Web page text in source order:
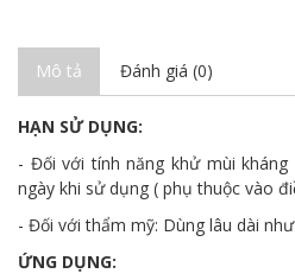
Mô tả Đánh giá (0)
HẠN SỬ DỤNG:
- Đối với tính năng khử mùi
ngày khi sử dụng ( phụ thuộc vào
- Đối với thẩm mỹ: Dùng lâu dài
ỨNG DỤNG: